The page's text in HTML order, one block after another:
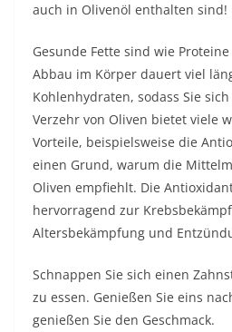
auch in Olivenöl enthalten sind!
Gesunde Fette sind wie
Abbau im Körper dauert viel
Kohlenhydraten, sodass Sie
Verzehr von Oliven bietet viele
Vorteile, beispielsweise die
einen Grund, warum die
Oliven empfiehlt. Die
hervorragend zur
Altersbekämpfung und
Schnappen Sie sich einen
zu essen. Genießen Sie eins
genießen Sie den Geschmack.